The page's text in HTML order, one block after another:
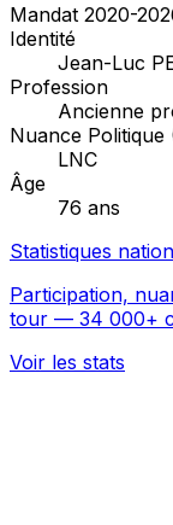
Mandat 2020-
Identité
Jean-Luc
Profession
Ancienne
Nuance Politique
LNC
Âge
76 ans
Statistiques
Participation,
tour — 34 000+
Voir les stats